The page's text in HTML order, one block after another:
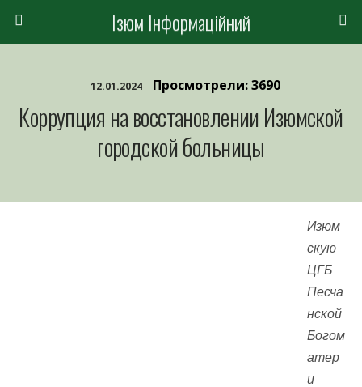
Ізюм Інформаційний
12.01.2024 Просмотрели: 3690
Коррупция на восстановлении Изюмской
городской больницы
Изюм
скую
ЦГБ
Песча
нской
Богом
атер
и